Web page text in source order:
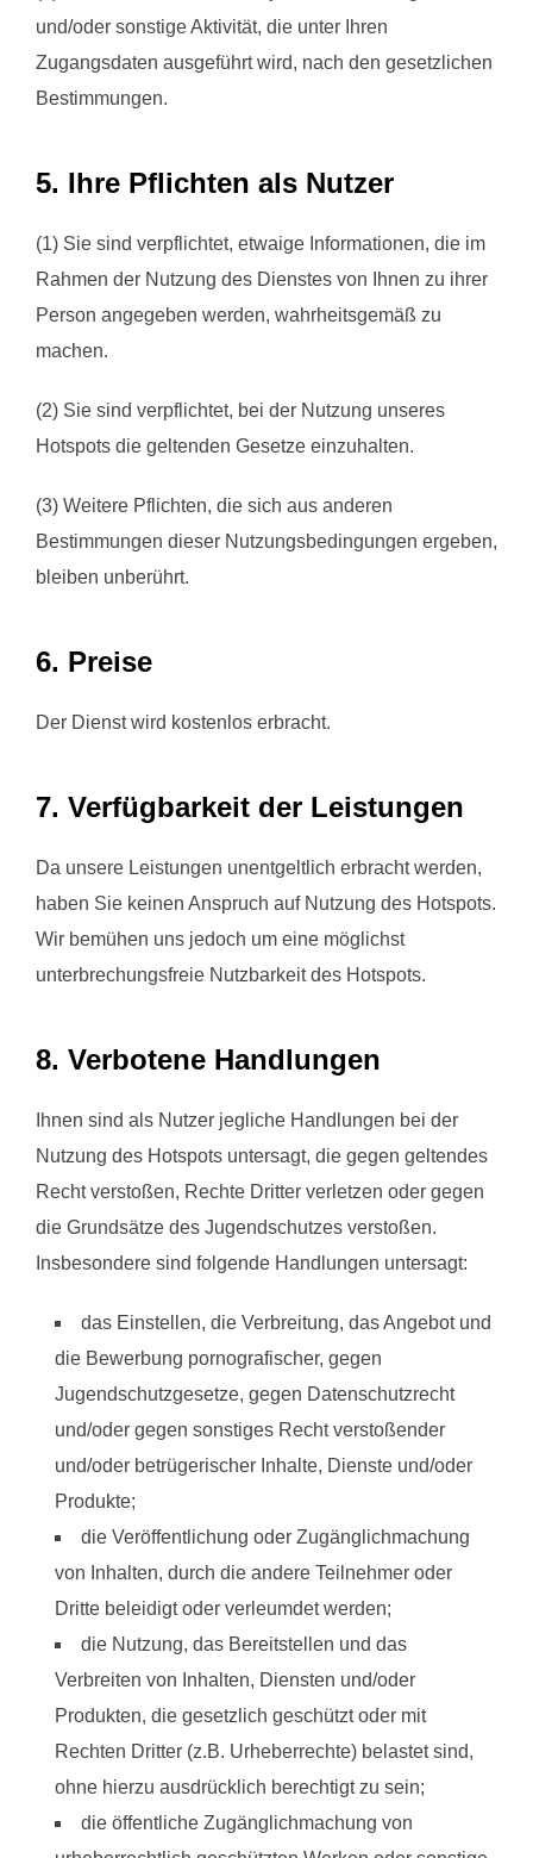
und/oder sonstige Aktivität, die unter Ihren
Zugangsdaten ausgeführt wird, nach den gesetzlichen
Bestimmungen.
5. Ihre Pflichten als Nutzer
(1) Sie sind verpflichtet, etwaige Informationen, die im
Rahmen der Nutzung des Dienstes von Ihnen zu ihrer
Person angegeben werden, wahrheitsgemäß zu
machen.
(2) Sie sind verpflichtet, bei der Nutzung unseres
Hotspots die geltenden Gesetze einzuhalten.
(3) Weitere Pflichten, die sich aus anderen
Bestimmungen dieser Nutzungsbedingungen ergeben,
bleiben unberührt.
6. Preise
Der Dienst wird kostenlos erbracht.
7. Verfügbarkeit der Leistungen
Da unsere Leistungen unentgeltlich erbracht werden,
haben Sie keinen Anspruch auf Nutzung des Hotspots.
Wir bemühen uns jedoch um eine möglichst
unterbrechungsfreie Nutzbarkeit des Hotspots.
8. Verbotene Handlungen
Ihnen sind als Nutzer jegliche Handlungen bei der
Nutzung des Hotspots untersagt, die gegen geltendes
Recht verstoßen, Rechte Dritter verletzen oder gegen
die Grundsätze des Jugendschutzes verstoßen.
Insbesondere sind folgende Handlungen untersagt:
das Einstellen, die Verbreitung, das Angebot und
die Bewerbung pornografischer, gegen
Jugendschutzgesetze, gegen Datenschutzrecht
und/oder gegen sonstiges Recht verstoßender
und/oder betrügerischer Inhalte, Dienste und/oder
Produkte;
die Veröffentlichung oder Zugänglichmachung
von Inhalten, durch die andere Teilnehmer oder
Dritte beleidigt oder verleumdet werden;
die Nutzung, das Bereitstellen und das
Verbreiten von Inhalten, Diensten und/oder
Produkten, die gesetzlich geschützt oder mit
Rechten Dritter (z.B. Urheberrechte) belastet sind,
ohne hierzu ausdrücklich berechtigt zu sein;
die öffentliche Zugänglichmachung von